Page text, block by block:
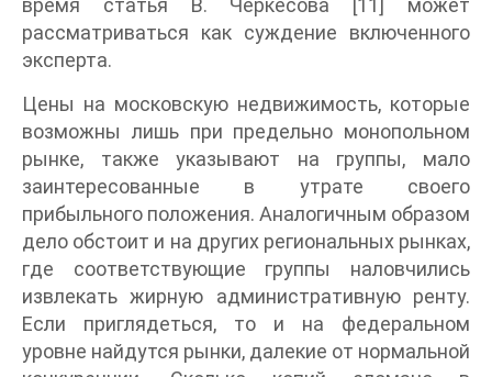
время статья В. Черкесова [11] может
рассматриваться как суждение включенного
эксперта.
Цены на московскую недвижимость, которые
возможны лишь при предельно монопольном
рынке, также указывают на группы, мало
заинтересованные в утрате своего
прибыльного положения. Аналогичным образом
дело обстоит и на других региональных рынках,
где соответствующие группы наловчились
извлекать жирную административную ренту.
Если приглядеться, то и на федеральном
уровне найдутся рынки, далекие от нормальной